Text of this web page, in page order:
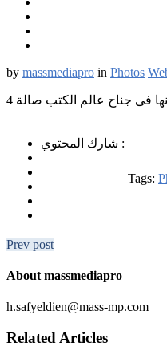
العلوم الاجتماعية
تراث عربى
سياسة واقتصاد
فلسفة
قصص أطفال
الصفحه الرئيسيه
by massmediapro in Photos
فى جناح عالم الكتب صالة 4
شارك المحتوي :
Tags:
Prev post
About massmediapro
h.safyeldien@mass-mp.com
Related Articles